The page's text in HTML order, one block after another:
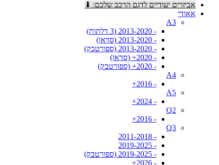
אביזרים יעודיים לדגם הרכב שלכם: ⬇
אאודי
A3
- 2013-2020 (3 דלתות)
- 2013-2020 (סדאן)
- 2013-2020 (ספורטבק)
- 2020+ (סדאן)
- 2020+ (ספורטבק)
A4
- 2016+
A5
- 2024+
Q2
- 2016+
Q3
- 2011-2018
- 2019-2025
- 2019-2025 (ספורטבק)
- 2026+